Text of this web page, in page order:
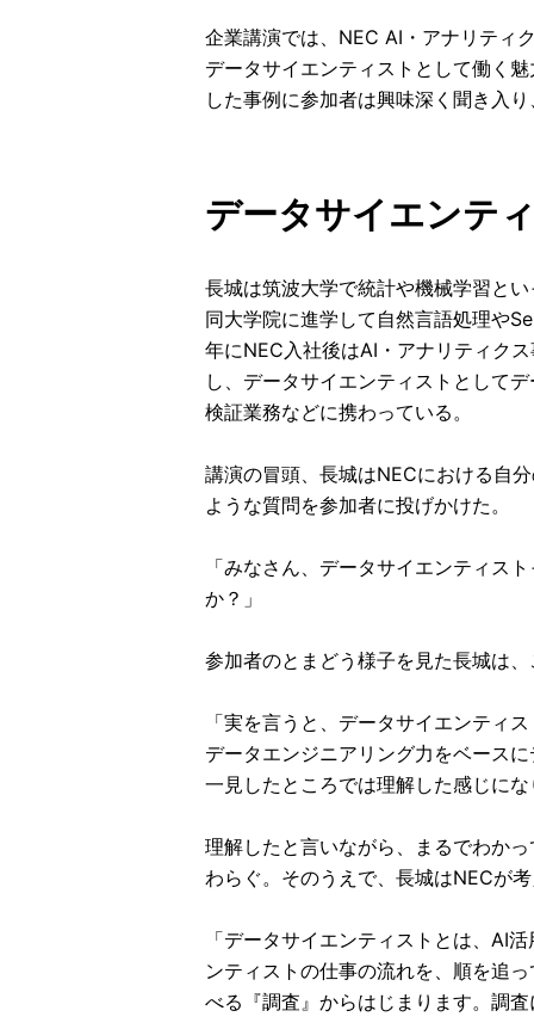
企業講演では、NEC AI・アナリティ
データサイエンティストとして働く
した事例に参加者は興味深く聞き入
データサイエンテ
長城は筑波大学で統計や機械学習と
同大学院に進学して自然言語処理や
年にNEC入社後はAI・アナリティク
し、データサイエンティストとして
検証業務などに携わっている。
講演の冒頭、長城はNECにおける自
ような質問を参加者に投げかけた。
「みなさん、データサイエンティス
か？」
参加者のとまどう様子を見た長城は
「実を言うと、データサイエンティ
データエンジニアリング力をベース
一見したところでは理解した感じに
理解したと言いながら、まるでわか
わらぐ。そのうえで、長城はNECが
「データサイエンティストとは、AI
ンティストの仕事の流れを、順を追
べる『調査』からはじまります。調